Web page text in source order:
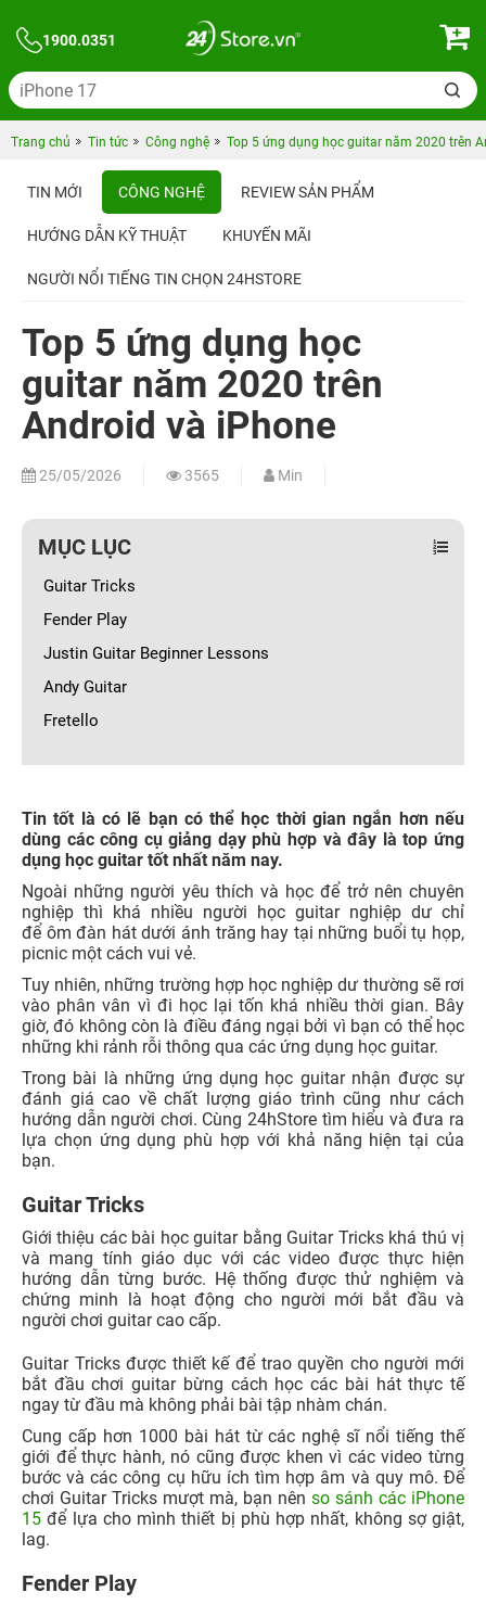
1900.0351
Trang chủ Tin tức Công nghệ Top 5 ứng dụng học guitar năm 2020 trên
TIN MỚI CÔNG NGHỆ REVIEW SẢN PHẨM
HƯỚNG DẪN KỸ THUẬT KHUYẾN MÃI
NGƯỜI NỔI TIẾNG TIN CHỌN 24HSTORE
Top 5 ứng dụng học
guitar năm 2020 trên
Android và iPhone
25/05/2026 3565 Min
MỤC LỤC
Guitar Tricks
Fender Play
Justin Guitar Beginner Lessons
Andy Guitar
Fretello
Tin tốt là có lẽ bạn có thể học thời gian ngắn hơn nếu
dùng các công cụ giảng dạy phù hợp và đây là top ứng
dụng học guitar tốt nhất năm nay.
Ngoài những người yêu thích và học để trở nên chuyên
nghiệp thì khá nhiều người học guitar nghiệp dư chỉ
để ôm đàn hát dưới ánh trăng hay tại những buổi tụ họp,
picnic một cách vui vẻ.
Tuy nhiên, những trường hợp học nghiệp dư thường sẽ rơi
vào phân vân vì đi học lại tốn khá nhiều thời gian. Bây
giờ, đó không còn là điều đáng ngại bởi vì bạn có thể học
những khi rảnh rỗi thông qua các ứng dụng học guitar.
Trong bài là những ứng dụng học guitar nhận được sự
đánh giá cao về chất lượng giáo trình cũng như cách
hướng dẫn người chơi. Cùng 24hStore tìm hiểu và đưa ra
lựa chọn ứng dụng phù hợp với khả năng hiện tại của
bạn.
Guitar Tricks
Giới thiệu các bài học guitar bằng Guitar Tricks khá thú vị
và mang tính giáo dục với các video được thực hiện
hướng dẫn từng bước. Hệ thống được thử nghiệm và
chứng minh là hoạt động cho người mới bắt đầu và
người chơi guitar cao cấp.
Guitar Tricks được thiết kế để trao quyền cho người mới
bắt đầu chơi guitar bừng cách học các bài hát thực tế
ngay từ đầu mà không phải bài tập nhàm chán.
Cung cấp hơn 1000 bài hát từ các nghệ sĩ nổi tiếng thế
giới để thực hành, nó cũng được khen vì các video từng
bước và các công cụ hữu ích tìm hợp âm và quy mô. Để
chơi Guitar Tricks mượt mà, bạn nên so sánh các iPhone
15 để lựa cho mình thiết bị phù hợp nhất, không sợ giật,
lag.
Fender Play